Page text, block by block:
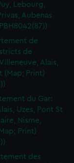
Lebourg,
Aubenas
de
de
Alais,
(Map; Print)
du Gar:
Uzes, Pont St
Nisme,
Print)
des